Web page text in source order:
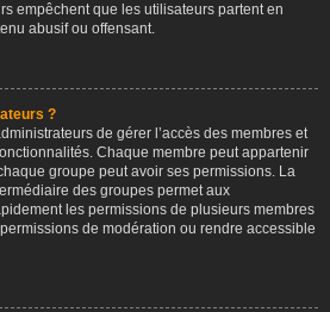
empêchent que les utilisateurs partent en
abusif ou offensant.
?
de gérer l’accès des membres et
Chaque membre peut appartenir
groupe peut avoir ses permissions. La
des groupes permet aux
les permissions de plusieurs membres
de modération ou rendre accessible